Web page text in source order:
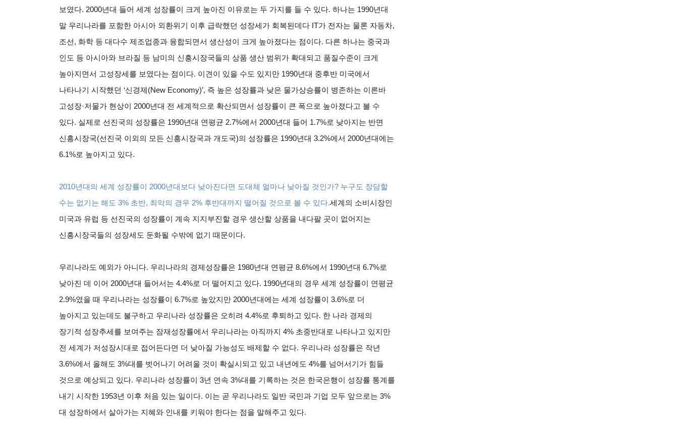
보였다. 2000년대 들어 세계 성장률이 크게 높아진 이유로는 두 가지를 들 수 있다. 하나는 1990년대
말 우리나라를 포함한 아시아 외환위기 이후 급락했던 성장세가 회복된데다 IT가 전자는 물론 자동차,
조선, 화학 등 대다수 제조업종과 융합되면서 생산성이 크게 높아졌다는 점이다. 다른 하나는 중국과
인도 등 아시아와 브라질 등 남미의 신흥시장국들의 상품 생산 범위가 확대되고 품질수준이 크게
높아지면서 고성장세를 보였다는 점이다. 이견이 있을 수도 있지만 1990년대 중후반 미국에서
나타나기 시작했던 ‘신경제(New Economy)’, 즉 높은 성장률과 낮은 물가상승률이 병존하는 이른바
고성장·저물가 현상이 2000년대 전 세계적으로 확산되면서 성장률이 큰 폭으로 높아졌다고 볼 수
있다. 실제로 선진국의 성장률은 1990년대 연평균 2.7%에서 2000년대 들어 1.7%로 낮아지는 반면
신흥시장국(선진국 이외의 모든 신흥시장국과 개도국)의 성장률은 1990년대 3.2%에서 2000년대에는
6.1%로 높아지고 있다.
2010년대의 세계 성장률이 2000년대보다 낮아진다면 도대체 얼마나 낮아질 것인가? 누구도 장담할
수는 없기는 해도 3% 초반, 최악의 경우 2% 후반대까지 떨어질 것으로 볼 수 있다.세계의 소비시장인
미국과 유럽 등 선진국의 성장률이 계속 지지부진할 경우 생산할 상품을 내다팔 곳이 없어지는
신흥시장국들의 성장세도 둔화될 수밖에 없기 때문이다.
우리나라도 예외가 아니다. 우리나라의 경제성장률은 1980년대 연평균 8.6%에서 1990년대 6.7%로
낮아진 데 이어 2000년대 들어서는 4.4%로 더 떨어지고 있다. 1990년대의 경우 세계 성장률이 연평균
2.9%였을 때 우리나라는 성장률이 6.7%로 높았지만 2000년대에는 세계 성장률이 3.6%로 더
높아지고 있는데도 불구하고 우리나라 성장률은 오히려 4.4%로 후퇴하고 있다. 한 나라 경제의
장기적 성장추세를 보여주는 잠재성장률에서 우리나라는 아직까지 4% 초중반대로 나타나고 있지만
전 세계가 저성장시대로 접어든다면 더 낮아질 가능성도 배제할 수 없다. 우리나라 성장률은 작년
3.6%에서 올해도 3%대를 벗어나기 어려울 것이 확실시되고 있고 내년에도 4%를 넘어서기가 힘들
것으로 예상되고 있다. 우리나라 성장률이 3년 연속 3%대를 기록하는 것은 한국은행이 성장률 통계를
내기 시작한 1953년 이후 처음 있는 일이다. 이는 곧 우리나라도 일반 국민과 기업 모두 앞으로는 3%
대 성장하에서 살아가는 지혜와 인내를 키워야 한다는 점을 말해주고 있다.